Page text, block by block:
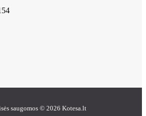
saugomos © 2026 Kotesa.lt